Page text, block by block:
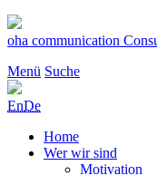
Zum
Inhalt
oha communication
Menü Suche
EnDe
Home
Wer wir sind
Motivation